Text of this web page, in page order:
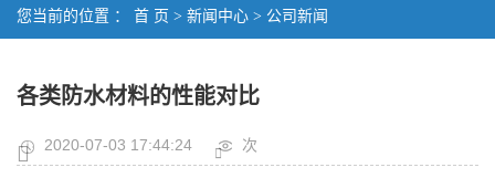
您当前的位置 ： 首 页 > 新闻中心 > 公司新闻
各类防水材料的性能对比
2020-07-03 17:44:24 次